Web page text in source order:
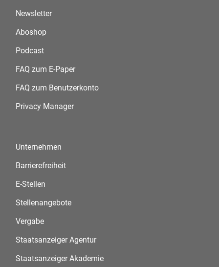
Newsletter
Aboshop
Podcast
FAQ zum E-Paper
FAQ zum Benutzerkonto
Privacy Manager
Unternehmen
Barrierefreiheit
E-Stellen
Stellenangebote
Vergabe
Staatsanzeiger Agentur
Staatsanzeiger Akademie